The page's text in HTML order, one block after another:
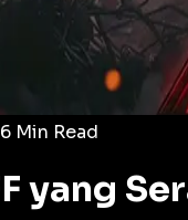
6 Min Read
yang